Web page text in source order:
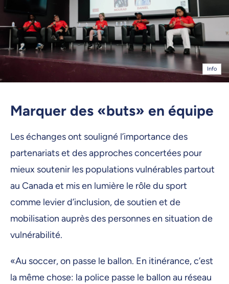
Info
Marquer des «buts» en équipe
Les échanges ont souligné l’importance des
partenariats et des approches concertées pour
mieux soutenir les populations vulnérables partout
au Canada et mis en lumière le rôle du sport
comme levier d’inclusion, de soutien et de
mobilisation auprès des personnes en situation de
vulnérabilité.
«Au soccer, on passe le ballon. En itinérance, c’est
la même chose: la police passe le ballon au réseau